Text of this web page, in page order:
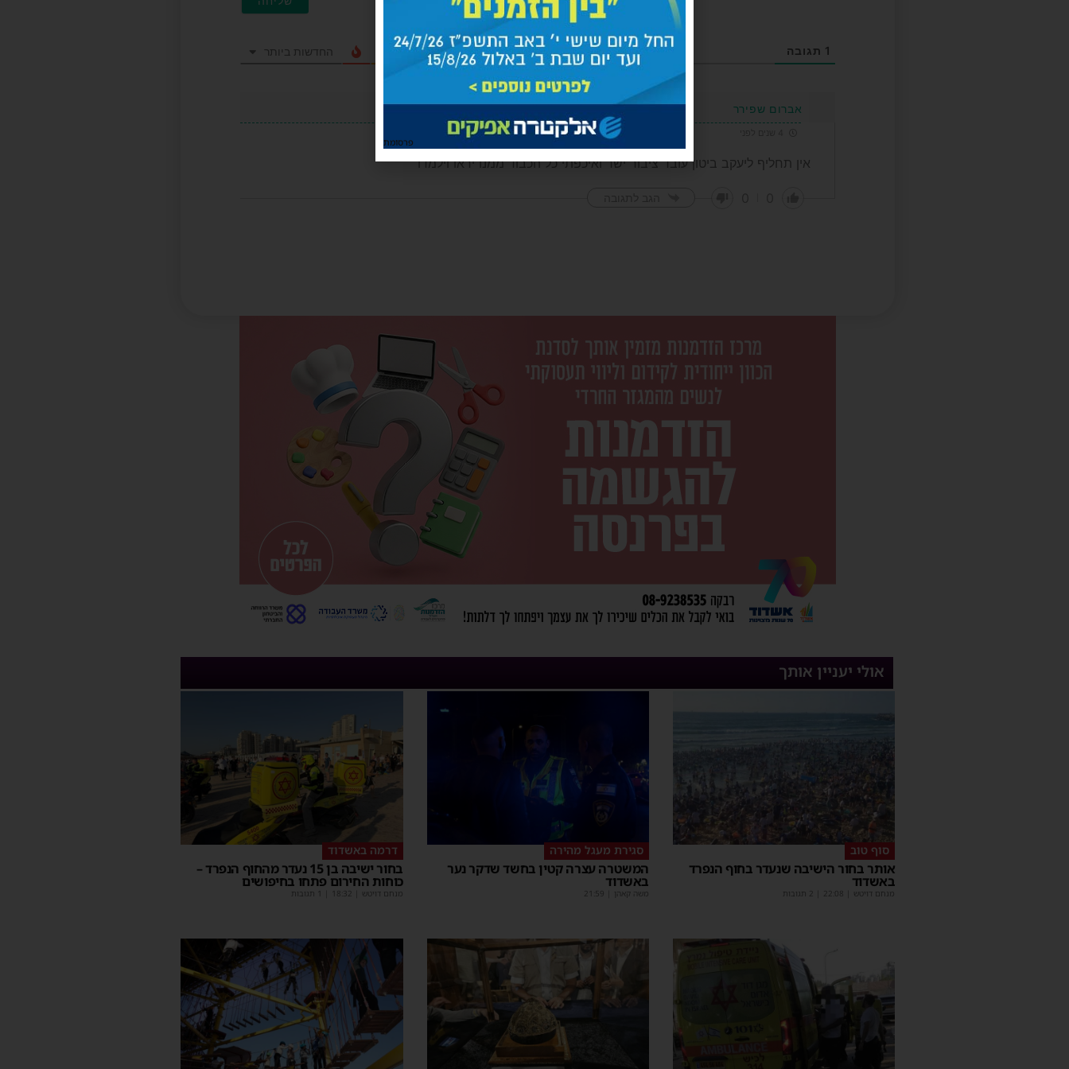
1 תגובה החדשות ביותר
אברום שפירר
אין תחליף ליעקב ביטון עובד ציבור ישר ואיכפתי כל הכבוד ממנו יראו וילמדו
אולי יעניין אותך
סוף טוב
אותר בחור הישיבה שנעדר בחוף הנפרד
באשדוד
מנחם דויטש 22:08
סגירת מעגל מהירה
המשטרה עצרה קטין בחשד שדקר נער
באשדוד
משה קאהן 21:59
דרמה באשדוד
בחור ישיבה בן 15 נעדר מהחוף הנפרד –
כוחות החירום פתחו בחיפושים
מנחם דויטש 18:32
פרסומת